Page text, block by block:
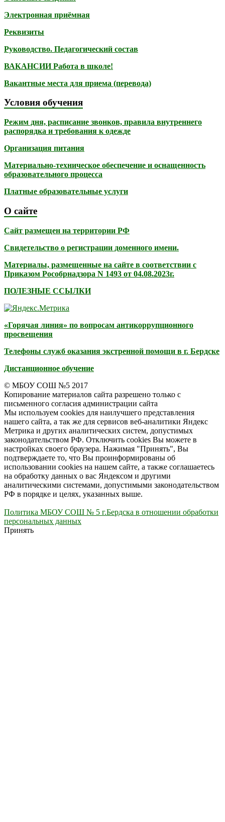
Электронная приёмная
Реквизиты
Руководство. Педагогический состав
ВАКАНСИИ Работа в школе!
Вакантные места для приема (перевода)
Условия обучения
Режим дня, расписание звонков, правила внутреннего
распорядка и требования к одежде
Организация питания
Материально-техническое обеспечение и оснащенность
образовательного процесса
Платные образовательные услуги
О сайте
Сайт размещен на территории РФ
Свидетельство о регистрации доменного имени.
Материалы, размещенные на сайте в соответствии с
Приказом Рособрнадзора N 1493 от 04.08.2023г.
ПОЛЕЗНЫЕ ССЫЛКИ
«Горячая линия» по вопросам антикоррупционного
просвещения
Телефоны служб оказания экстренной помощи в г. Бердске
Дистанционное обучение
© МБОУ СОШ №5 2017
Копирование материалов сайта разрешено только с
письменного согласия администрации сайта
Мы используем cookies для наилучшего представления
нашего сайта, а так же для сервисов веб-аналитики Яндекс
Метрика и других аналитических систем, допустимых
законодательством РФ. Отключить cookies Вы можете в
настройках своего браузера. Нажимая "Принять", Вы
подтверждаете то, что Вы проинформированы об
использовании cookies на нашем сайте, а также соглашаетесь
на обработку данных о вас Яндексом и другими
аналитическими системами, допустимыми законодательством
РФ в порядке и целях, указанных выше.
Политика МБОУ СОШ № 5 г.Бердска в отношении обработки
персональных данных
Принять